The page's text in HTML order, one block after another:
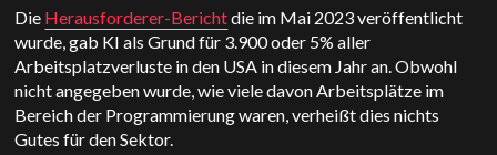
Die Herausforderer-Berichtdie im Mai 2023 veröffentlicht
wurde, gab KI als Grund für 3.900 oder 5% aller
Arbeitsplatzverluste in den USA in diesem Jahr an. Obwohl
nicht angegeben wurde, wie viele davon Arbeitsplätze im
Bereich der Programmierung waren, verheißt dies nichts
Gutes für den Sektor.